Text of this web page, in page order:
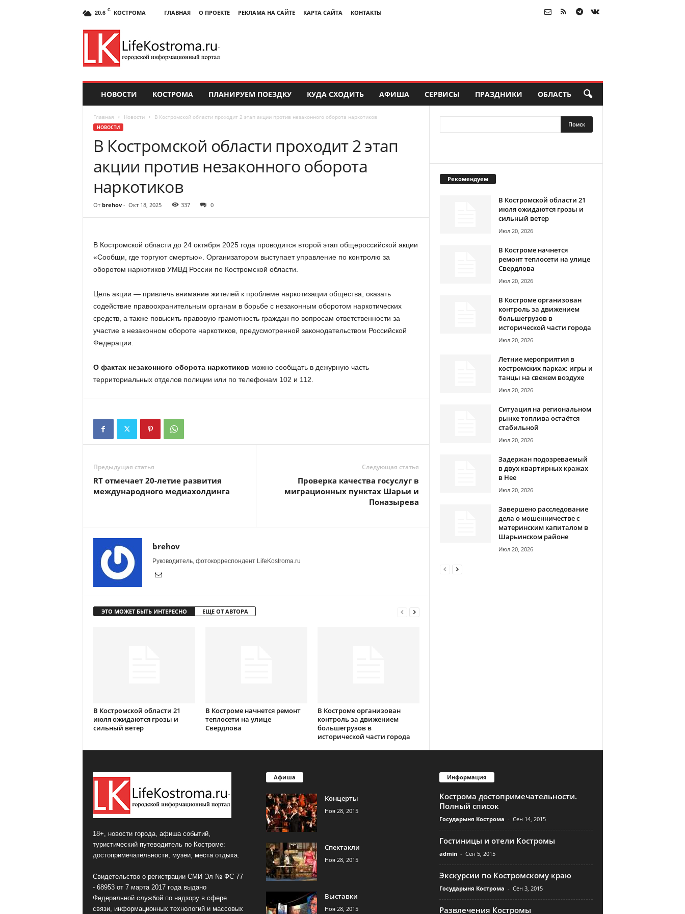
20.6 C КОСТРОМА ГЛАВНАЯ О ПРОЕКТЕ РЕКЛАМА НА САЙТЕ КАРТА САЙТА КОНТАКТЫ
НОВОСТИ КОСТРОМА ПЛАНИРУЕМ ПОЕЗДКУ КУДА СХОДИТЬ АФИША СЕРВИСЫ ПРАЗДНИКИ ОБЛАСТЬ
Главная Новости В Костромской области проходит 2 этап акции против незаконного оборота наркотиков
НОВОСТИ
В Костромской области проходит 2 этап
акции против незаконного оборота
наркотиков
От brehov- Окт 18, 2025 337 0
В Костромской области до 24 октября 2025 года проводится второй этап общероссийской акции
«Сообщи, где торгуют смертью». Организатором выступает управление по контролю за
оборотом наркотиков УМВД России по Костромской области.
Цель акции — привлечь внимание жителей к проблеме наркотизации общества, оказать
содействие правоохранительным органам в борьбе с незаконным оборотом наркотических
средств, а также повысить правовую грамотность граждан по вопросам ответственности за
участие в незаконном обороте наркотиков, предусмотренной законодательством Российской
Федерации.
О фактах незаконного оборота наркотиков можно сообщать в дежурную часть
территориальных отделов полиции или по телефонам 102 и 112.
Предыдущая статья
RT отмечает 20-летие развития
международного медиахолдинга
Следующая статья
Проверка качества госуслуг в
миграционных пунктах Шарьи и
Поназырева
brehov
Руководитель, фотокорреспондент LifeKostroma.ru
ЭТО МОЖЕТ БЫТЬ ИНТЕРЕСНО ЕЩЕ ОТ АВТОРА
В Костромской области 21
июля ожидаются грозы и
сильный ветер
В Костроме начнется ремонт
теплосети на улице
Свердлова
В Костроме организован
контроль за движением
большегрузов в
исторической части города
Рекомендуем
В Костромской области 21
июля ожидаются грозы и
сильный ветер
Июл 20, 2026
В Костроме начнется
ремонт теплосети на улице
Свердлова
Июл 20, 2026
В Костроме организован
контроль за движением
большегрузов в
исторической части города
Июл 20, 2026
Летние мероприятия в
костромских парках: игры и
танцы на свежем воздухе
Июл 20, 2026
Ситуация на региональном
рынке топлива остаётся
стабильной
Июл 20, 2026
Задержан подозреваемый
в двух квартирных кражах
в Нее
Июл 20, 2026
Завершено расследование
дела о мошенничестве с
материнским капиталом в
Шарьинском районе
Июл 20, 2026
18+, новости города, афиша событий,
туристический путеводитель по Костроме:
достопримечательности, музеи, места отдыха.
Свидетельство о регистрации СМИ Эл № ФС 77
- 68953 от 7 марта 2017 года выдано
Федеральной службой по надзору в сфере
связи, информационных технологий и массовых
Афиша
Концерты
Ноя 28, 2015
Спектакли
Ноя 28, 2015
Выставки
Ноя 28, 2015
Информация
Кострома достопримечательности.
Полный список
Государыня Кострома - Сен 14, 2015
Гостиницы и отели Костромы
admin - Сен 5, 2015
Экскурсии по Костромскому краю
Государыня Кострома - Сен 3, 2015
Развлечения Костромы